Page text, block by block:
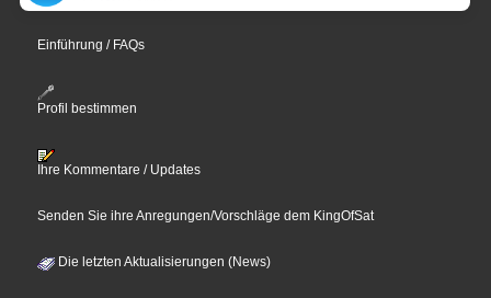
Einführung / FAQs
Profil bestimmen
Ihre Kommentare / Updates
Senden Sie ihre Anregungen/Vorschläge dem KingOfSat
Die letzten Aktualisierungen (News)